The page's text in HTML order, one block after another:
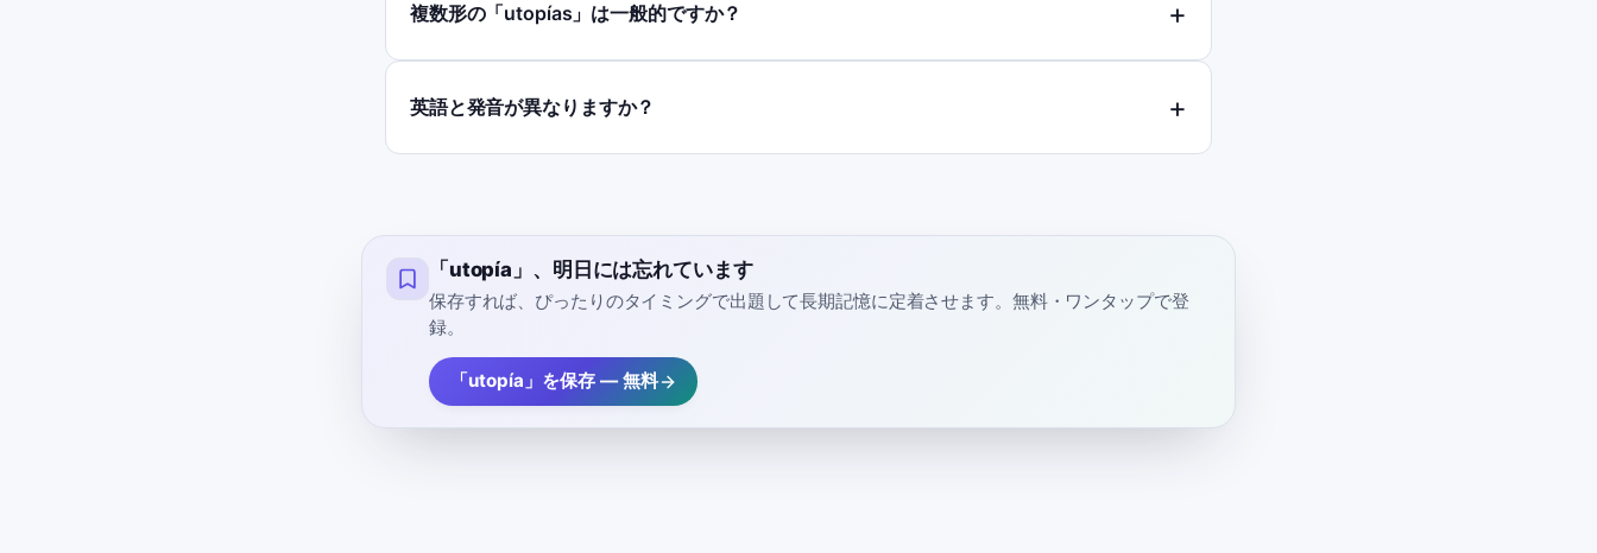
複数形の「utopías」は一般的ですか？
英語と発音が異なりますか？
「utopía」、明日には忘れています
保存すれば、ぴったりのタイミングで出題して長期記憶に定着させます。無料・ワンタップで登
録。
「utopía」を保存 — 無料